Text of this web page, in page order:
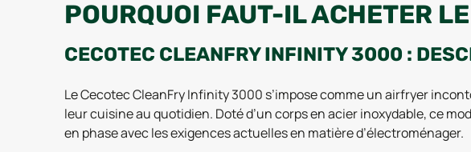
POURQUOI FAUT-IL ACHETER
CECOTEC CLEANFRY INFINITY 3000 :
Le Cecotec CleanFry Infinity 3000 s’impose comme un airfryer
leur cuisine au quotidien. Doté d’un corps en acier inoxydable, ce
en phase avec les exigences actuelles en matière d’électroménager.